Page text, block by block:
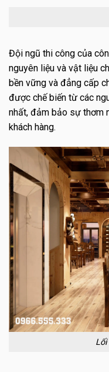
Đội ngũ thi công của
nguyên liệu và vật liệu
bền vững và đẳng cấp
được chế biến từ các
nhất, đảm bảo sự thơm
khách hàng.
Lối